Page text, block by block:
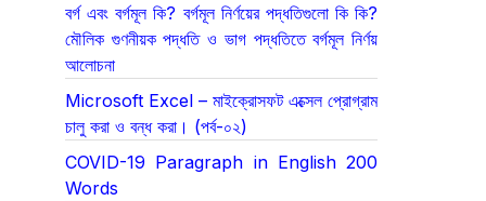
বর্গ এবং বর্গমূল কি? বর্গমূল নির্ণয়ের পদ্ধতিগুলো কি কি?
মৌলিক গুণনীয়ক পদ্ধতি ও ভাগ পদ্ধতিতে বর্গমূল নির্ণয়
আলোচনা
Microsoft Excel – মাইক্রোসফট এক্সেল প্রোগ্রাম
চালু করা ও বন্ধ করা। (পর্ব-০২)
COVID-19 Paragraph in English 200
Words